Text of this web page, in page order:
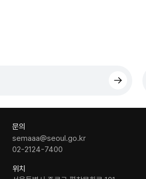
문의
semaaa@seoul.go.kr
02-2124-7400
위치